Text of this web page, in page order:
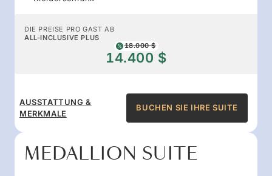
DIE PREISE PRO GAST AB
ALL-INCLUSIVE PLUS
18.000 $
14.400 $
AUSSTATTUNG &
MERKMALE
BUCHEN SIE IHRE SUITE
MEDALLION SUITE